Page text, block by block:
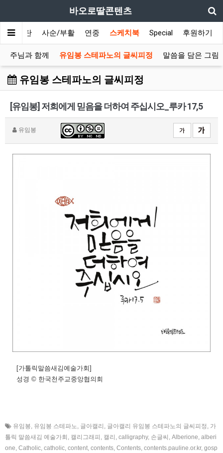
바오로딸콘텐츠
림/성탄 사순/부활 연중 스케치북 Special 후원하기
주님과 함께 유임봉 스테파노의 글씨피정 말씀을 담은 그림
유임봉 스테파노의 글씨피정
[유임봉] 저희에게 믿음을 더하여 주십시오_루카 17,5
유임봉
[가톨릭말씀새김예술가회]
성경 © 한국천주교중앙협의회
유임봉, 유임봉 스테파노, 글아캘리 , 글아캘리 유임봉 스테파노의 글씨피정 , 가
톨릭 말씀새김 예술가회 , 캘리그래피 , 캘리 , calligraphy, 손글씨 , Alberione, alberi
one, Catholic, catholic, content, contents, Contents, contents.pauline.or.kr, gosp